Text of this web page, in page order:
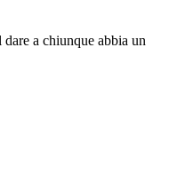
a chiunque abbia un